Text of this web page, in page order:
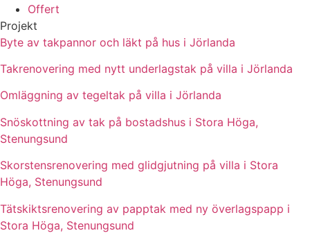
Offert
Projekt
Byte av takpannor och läkt på hus i Jörlanda
Takrenovering med nytt underlagstak på villa i Jörlanda
Omläggning av tegeltak på villa i Jörlanda
Snöskottning av tak på bostadshus i Stora Höga,
Stenungsund
Skorstensrenovering med glidgjutning på villa i Stora
Höga, Stenungsund
Tätskiktsrenovering av papptak med ny överlagspapp i
Stora Höga, Stenungsund